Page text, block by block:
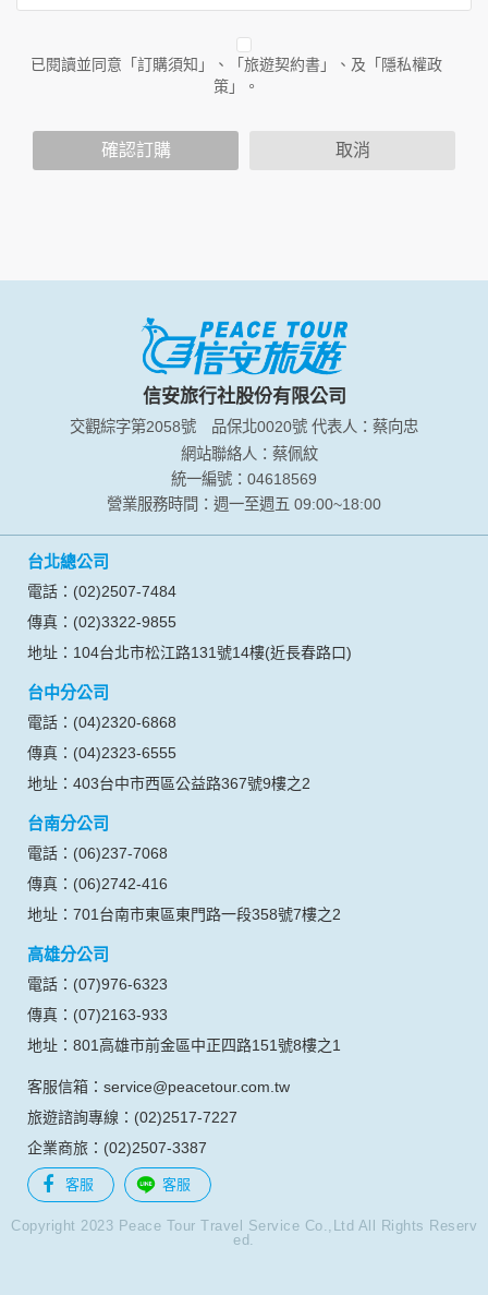
作與本公司合作時分享的任何身份識別資料。隱私權保護政策
人員。例如您透過本公司旗下網站上的廣告廠商連結，這些置
放連結的廠商也可能蒐集您個人的資料。對於您主動提供的個
人資訊，這些廣告廠商或連結網站有其個別的隱私權保護政
您個人在本網站上的聊天室或討論區中任意公開個人資料的行
個人的資料，其範圍如下：
您所提供的姓名、電子郵件地址、聯絡方式及使用時間等。
於一般瀏覽時，伺服器會自行記錄相關行徑，包括您使用連線
設備的 IP 位址、使用時間、使用的瀏覽器、瀏覽及點選資料記
錄等，做為我們增進網站服務的參考依據，此記錄為內部應
用，決不對外公布。
為提供精確的服務，我們會將收集的問卷調查內容進行統計與
分析，分析結果之統計數據或說明文字呈現，除供內部研究
外，我們會視需要公佈統計數據及說明文字，但不涉及特定個
人之資料。
的個人資料揭露予第三人或使用於蒐集目的以外之其他用途。
在您於本網站註冊帳號、使用本網站相關產品、服務、活動或
贈獎時，本網站會收集您的個人識別資料，本網站也可以從商
業夥伴處取得個人資料。
當客戶在本網站註冊時，我們會取得您的姓名、電話、住址、
身份證字號、電子郵件、出生日期、性別、行業等相關資料，
料。註冊時，本網站取得您的姓名、電話、住址、身份證字
號、電子郵件、出生日期、性別、行業等相關資料，當您註冊
成功，並登入使用我們的服務後，本網站即取得您的資料。
其他除了上述，會保留您在上網瀏覽或查詢時，伺服器自行產
生的相關記錄，包括您使用連線設備的 IP 位址、使用時間、使
的瀏覽器予以標示，歸納使用者瀏覽器在本網站內部所瀏覽的
網頁，除非您願意告知您的個人資料，否則本網站不會也無法
將此項記錄和您對應。請您注意，在本網站網刊登廣告之廠
商，或與連結本網站，也可能蒐集您個人的資料。對於您主動
提供的個人資訊，這些廣告廠商、或連結網站有其個別的私權
公司不負任何連帶責任。
本網站將在事前或註冊登錄取得您的同意後，傳送商業性資料
或電子郵件給您。本公司除了在該資料或電子郵件上註明是由
本公司發送，也會在該資料或電子郵件上提供您能隨時停止接
收這些資料或電子郵件的方法及說明。
資料使用:
本公司不會向任何人出售或出借您的個人識別資料。
資料：
1.遵守法令或政府機關的要求；或我們發覺您在網站上的行為
違反本公司旗下網站的會員條款或產品、服務的特定使用指
南。
2.為了保護使用者個人隱私，我們無法為您查詢其他使用者的
已閱讀並同意「訂購須知」、「旅遊契約書」、及「隱私權政
策」。
確認訂購 取消
信安旅行社股份有限公司
交觀綜字第2058號 品保北0020號 代表人：蔡向忠
網站聯絡人：蔡佩紋
統一編號：04618569
營業服務時間：週一至週五 09:00~18:00
台北總公司
電話：(02)2507-7484
傳真：(02)3322-9855
地址：104台北市松江路131號14樓(近長春路口)
台中分公司
電話：(04)2320-6868
傳真：(04)2323-6555
地址：403台中市西區公益路367號9樓之2
台南分公司
電話：(06)237-7068
傳真：(06)2742-416
地址：701台南市東區東門路一段358號7樓之2
高雄分公司
電話：(07)976-6323
傳真：(07)2163-933
地址：801高雄市前金區中正四路151號8樓之1
客服信箱：service@peacetour.com.tw
旅遊諮詢專線：(02)2517-7227
企業商旅：(02)2507-3387
客服 客服
Copyright 2023 Peace Tour Travel Service Co.,Ltd All Rights Reserv
ed.